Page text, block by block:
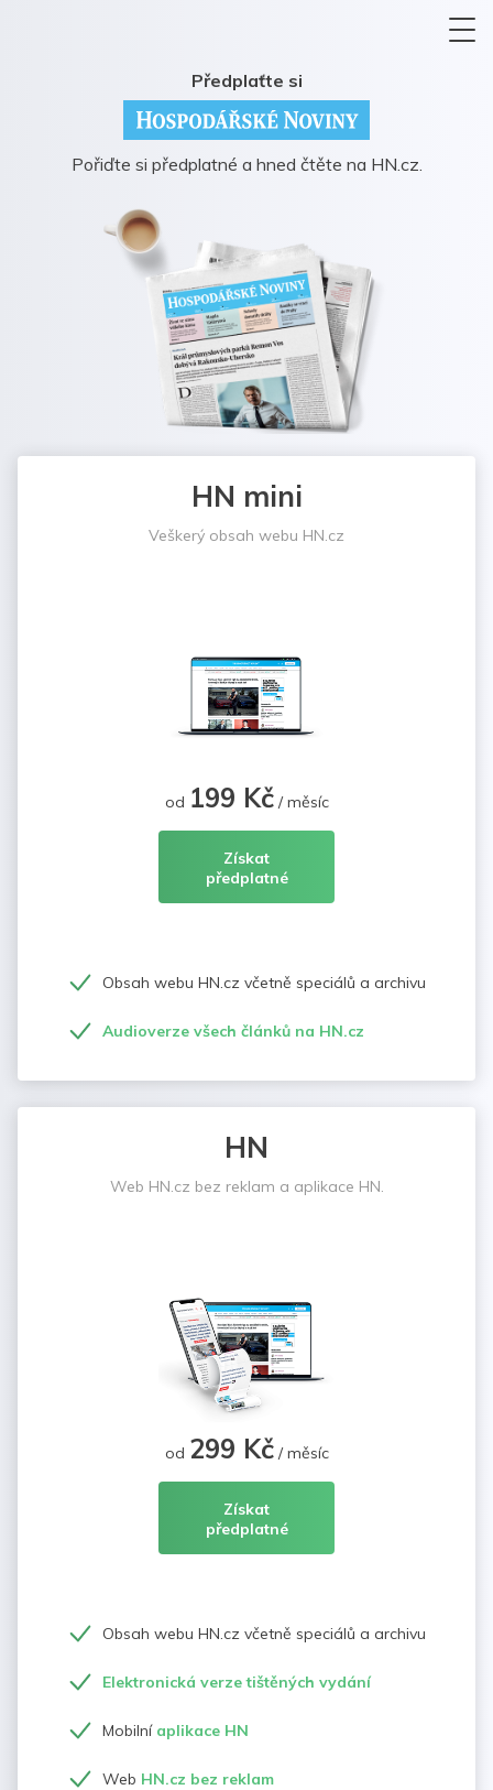
Předplaťte si
Pořiďte si předplatné a hned čtěte na HN.cz.
HN mini
Veškerý obsah webu HN.cz
od 199 Kč/ měsíc
Získat
předplatné
Obsah webu HN.cz včetně speciálů a archivu
Audioverze všech článků na HN.cz
HN
Web HN.cz bez reklam a aplikace HN.
od 299 Kč/ měsíc
Získat
předplatné
Obsah webu HN.cz včetně speciálů a archivu
Elektronická verze tištěných vydání
Mobilní aplikace HN
Web HN.cz bez reklam